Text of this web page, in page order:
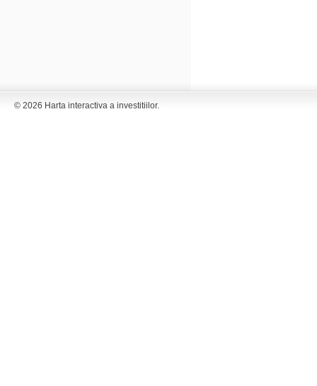
© 2026 Harta interactiva a investitiilor.